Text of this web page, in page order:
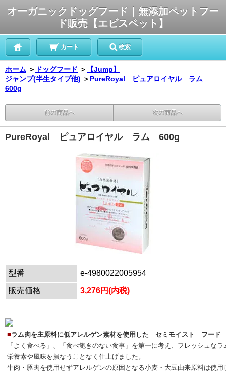
オーガニックドッグフード｜無添加ペットフー
ド販売【エビスペット】
カート 検索
ホーム ＞ ドッグフード ＞
【Jump】
ジャンプ(半生タイプ他) ＞ PureRoyal ピュアロイヤル ラム
600g
前の商品へ 次の商品へ
PureRoyal ピュアロイヤル ラム 600g
型番
e-4980022005954
販売価格
3,276円(内税)
■ラム肉を主原料に低アレルゲン素材を使用した セミモイスト フード
「よく食べる」、「食べ飽きのない食事」を第一に考え、フレッシュな
栄養素や風味を損なうことなく仕上げました。
牛肉・豚肉を使用せずアレルゲンの原因となる小麦・大豆由来原料は使用